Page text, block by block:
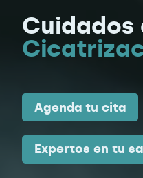
Cuidados
Agenda tu cita
Expertos en tu